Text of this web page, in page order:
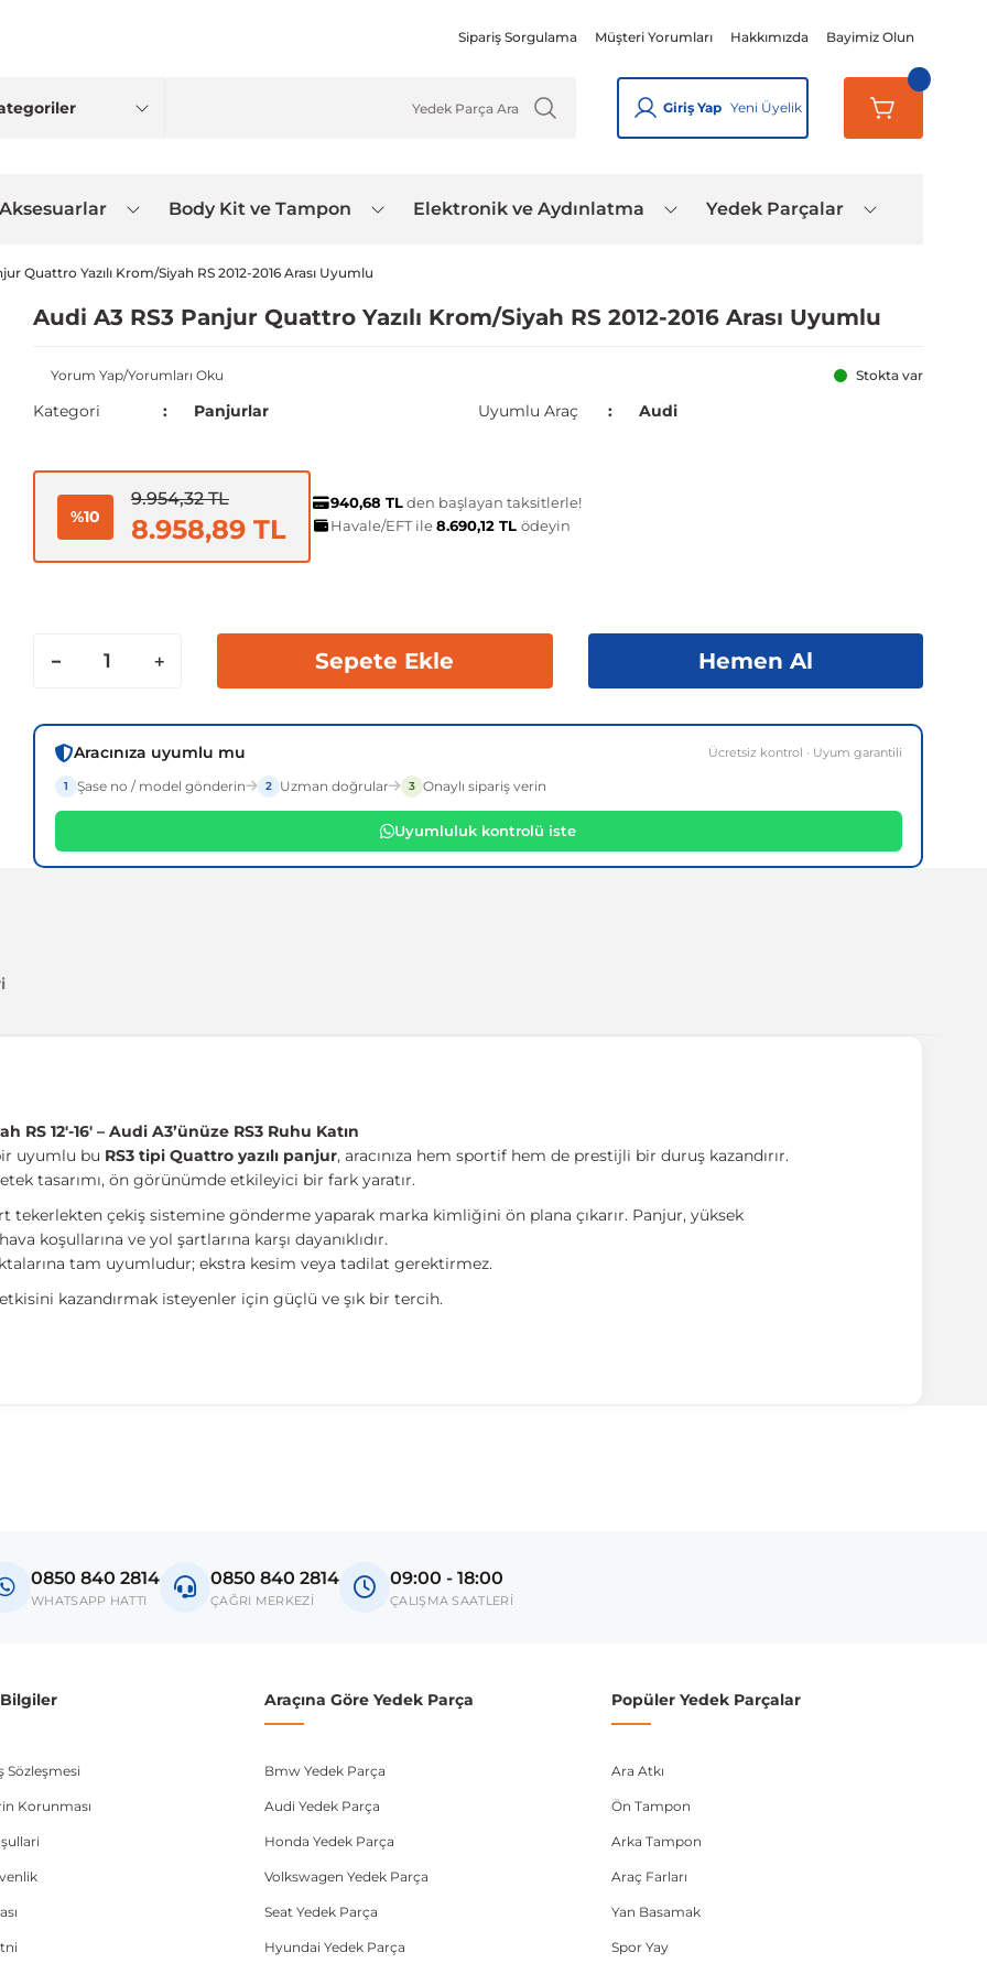
Sipariş Sorgulama Müşteri Yorumları Hakkımızda Bayimiz Olun
Giriş Yap Yeni Üyelik
Aksesuarlar Body Kit ve Tampon Elektronik ve Aydınlatma Yedek Parçalar
Quattro Yazılı Krom/Siyah RS 2012-2016 Arası Uyumlu
Audi A3 RS3 Panjur Quattro Yazılı Krom/Siyah RS 2012-2016 Arası Uyumlu
Yorum Yap/Yorumları Oku Stokta var
Kategori Panjurlar Uyumlu Araç Audi
%10
9.954,32 TL
8.958,89 TL
940,68 TLden başlayan taksitlerle!
Havale/EFT ile8.690,12 TL ödeyin
Sepete Ekle Hemen Al
Aracınıza uyumlu mu Ücretsiz kontrol · Uyum garantili
1 Şase no / model gönderin 2 Uzman doğrular 3 Onaylı sipariş verin
Uyumluluk kontrolü iste
RS 12'-16' – Audi A3’ünüze RS3 Ruhu Katın
uyumlu bu RS3 tipi Quattro yazılı panjur, aracınıza hem sportif hem de prestijli bir duruş kazandırır.
tasarımı, ön görünümde etkileyici bir fark yaratır.
tekerlekten çekiş sistemine gönderme yaparak marka kimliğini ön plana çıkarır. Panjur, yüksek
koşullarına ve yol şartlarına karşı dayanıklıdır.
tam uyumludur; ekstra kesim veya tadilat gerektirmez.
kazandırmak isteyenler için güçlü ve şık bir tercih.
0850 840 2814
WHATSAPP HATTI
0850 840 2814
ÇAĞRI MERKEZİ
09:00 - 18:00
ÇALIŞMA SAATLERİ
Sözleşmesi
Korunması
Araçına Göre Yedek Parça
Bmw Yedek Parça
Audi Yedek Parça
Honda Yedek Parça
Volkswagen Yedek Parça
Seat Yedek Parça
Hyundai Yedek Parça
Popüler Yedek Parçalar
Ara Atkı
Ön Tampon
Arka Tampon
Araç Farları
Yan Basamak
Spor Yay